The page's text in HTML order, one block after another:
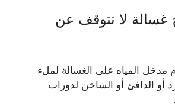
غسالة لا تتوقف عن
مدخل المياه على الغسالة لملء
أو الدافئ أو الساخن لدورات